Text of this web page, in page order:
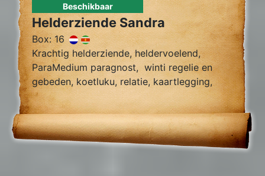
Beschikbaar
Helderziende Sandra
Box: 16
Krachtig helderziende, heldervoelend,
ParaMedium paragnost, winti regelie en
gebeden, koetluku, relatie, kaartlegging,
fotoreading, zielsliefde, tweelingzielen,
toekomst voorspelling, relatie herstel,
gidscontact.